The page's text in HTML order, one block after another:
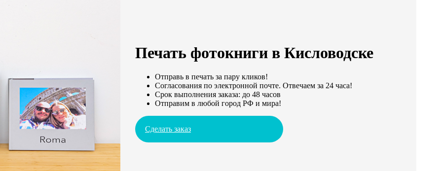
Печать фотокниги в Кисловодске
Отправь в печать за пару кликов!
Согласования по электронной почте. Отвечаем за 24 часа!
Срок выполнения заказа: до 48 часов
Отправим в любой город РФ и мира!
Сделать заказ